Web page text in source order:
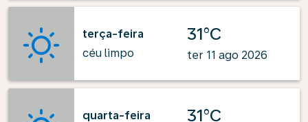
terça-feira
céu limpo
31°C
ter 11 ago 2026
quarta-feira
31°C